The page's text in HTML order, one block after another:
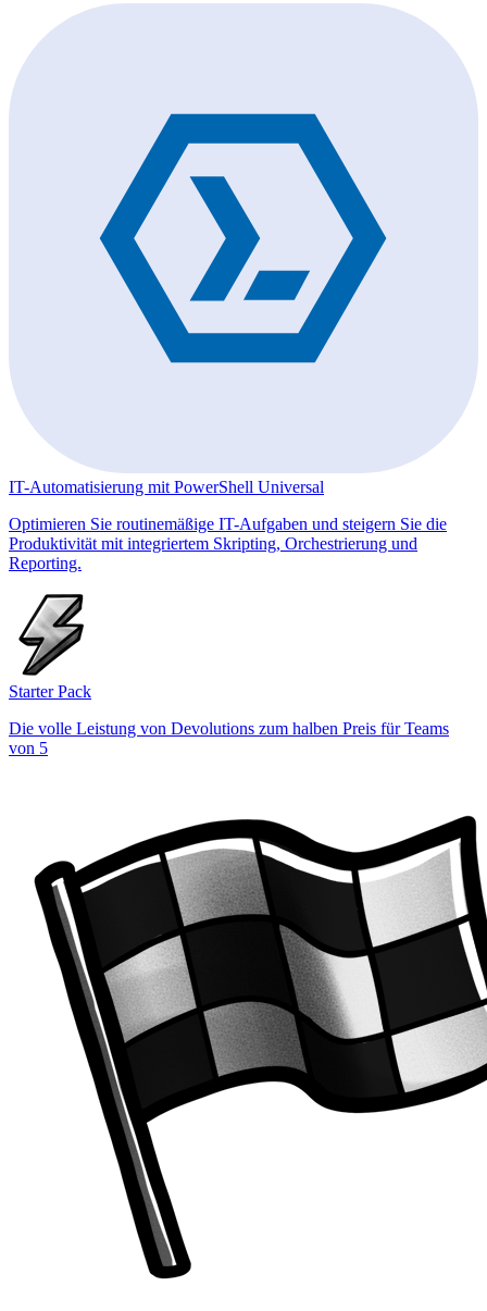
IT-Automatisierung mit PowerShell Universal
Optimieren Sie routinemäßige IT-Aufgaben und steigern Sie die
Produktivität mit integriertem Skripting, Orchestrierung und
Reporting.
Starter Pack
Die volle Leistung von Devolutions zum halben Preis für Teams
von 5